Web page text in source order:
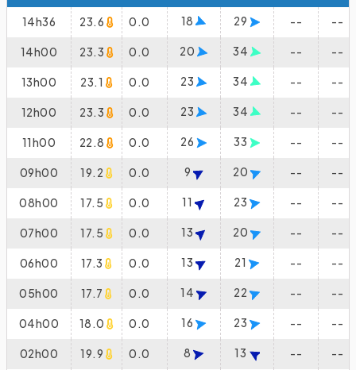
14h36 23.6 0.0 18 29 -- --
14h00 23.3 0.0 20 34 -- --
13h00 23.1 0.0 23 34 -- --
12h00 23.3 0.0 23 34 -- --
11h00 22.8 0.0 26 33 -- --
09h00 19.2 0.0 9 20 -- --
08h00 17.5 0.0 11 23 -- --
07h00 17.5 0.0 13 20 -- --
06h00 17.3 0.0 13 21 -- --
05h00 17.7 0.0 14 22 -- --
04h00 18.0 0.0 16 23 -- --
02h00 19.9 0.0 8 13 -- --